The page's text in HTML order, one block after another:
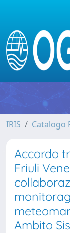
IRIS Catalogo
Accordo
Friuli
Ambito